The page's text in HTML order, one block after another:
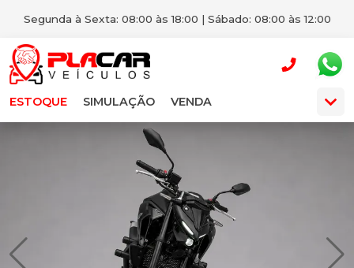
Segunda à Sexta: 08:00 às 18:00 | Sábado: 08:00 às 12:00
ESTOQUE SIMULAÇÃO VENDA